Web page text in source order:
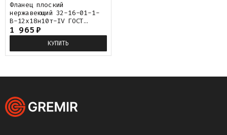
Фланец плоский
нержавеющий 32-16-01-1-
B-12х18н10т-IV ГОСТ
33259-2015
1 965₽
КУПИТЬ